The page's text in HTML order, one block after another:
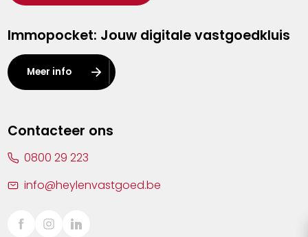
Herentals
Kalmthout
Leuven
Lier
Sint-Truiden
Immopocket: Jouw digitale vastgoedkluis
Meer info
Contacteer ons
0800 29 223
info@heylenvastgoed.be